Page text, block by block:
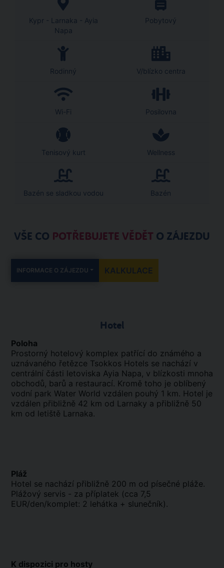
Kypr - Larnaka - Ayia
Napa
Pobytový
Rodinný V/blízko centra
Wi-Fi Posilovna
Tenisový kurt Wellness
Bazén se sladkou vodou Bazén
VŠE CO POTŘEBUJETE VĚDĚT O ZÁJEZDU
INFORMACE O ZÁJEZDU KALKULACE
Hotel
Poloha
Prostorný hotelový komplex patřící do známého a
uznávaného řetězce Tsokkos Hotels se nachází v
centrální části letoviska Ayia Napa, v blízkosti mnoha
obchodů, barů a restaurací. Kromě toho je oblíbený
vodní park Water World vzdálen pouhý 1 km. Hotel je
vzdálen přibližně 42 km od Larnaky a přibližně 50
km od letiště Larnaka.
Pláž
Hotel se nachází přibližně 200 m od písečné pláže.
Plážový servis - za příplatek (cca 7,5
EUR/den/komplet: 2 lehátka + slunečník).
K dispozici pro hosty